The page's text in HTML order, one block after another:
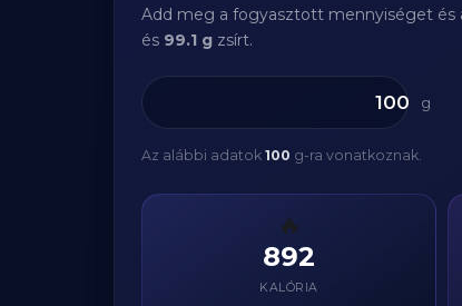
Add meg a fogyasztott mennyiséget és
és 99.1 g zsírt.
g
Az alábbi adatok 100 g-ra vonatkoznak.
🔥
892
KALÓRIA